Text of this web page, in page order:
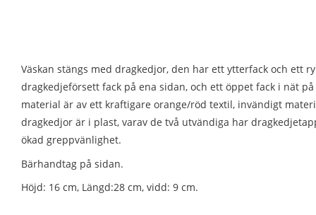
Väskan stängs med dragkedjor, den har ett ytterfack och ett
dragkedjeförsett fack på ena sidan, och ett öppet fack i nät
material är av ett kraftigare orange/röd textil, invändigt
dragkedjor är i plast, varav de två utvändiga har
ökad greppvänlighet.
Bärhandtag på sidan.
Höjd: 16 cm, Längd:28 cm, vidd: 9 cm.